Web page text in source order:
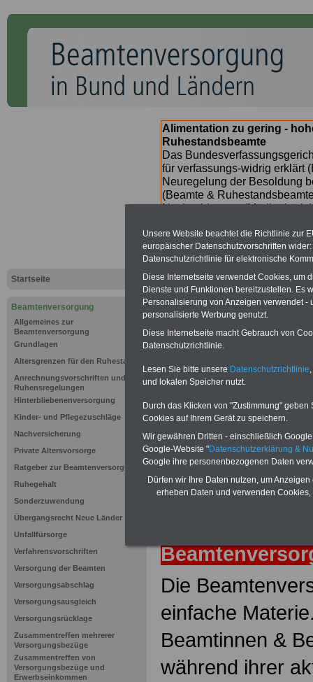
Startseite
Beamtenversorgung
Allgemeines zur
Beamtenversorgung
Grundlagen
Altersgrenzen für den Ruhestand
Anrechnungsvorschriften und
Ruhensregelungen
Hinterbliebenenversorgung
Kinder- und Pflegezuschläge
Nachversicherung
Private Altersvorsorge
Ratgeber zur Beamtenversorgung
Ruhegehalt
Sonderzuwendung
Übergangsrecht Neue Länder
Unfallfürsorge
Verfahrensvorschriften
Versorgung der Beamten
Versorgungsabschlag
Versorgungsausgleich
Versorgungsrücklage
Zusammentreffen mehrerer
Versorgungsbezüge
Zusammentreffen von
Versorgungsbezüge und
Erwerbseinkommen
Alimentation zu gering -
Ruhestandsbeamte
Das
für verfassungs-widrig erklärt
Neuregelung der Besoldung
(Beamte &
Nachzahlungen
SERVICE gibt hierzu im II.
(unmittelbar nach Beschluss
Bundesregierung >>>
zur
Ratgeber für 7,50 Euro
Die
einfache
Beamtinnen &
während ihrer
Unsere Website beachtet die Richtlinie zur
europäischer Datenschutzvorschriften
Datenschutzrichtlinie für elektronische
Diese Internetseite verwendet Cookies, um
Dienste und Funktionen bereitzustellen. Es
Personalisierung von Anzeigen verwendet
personalisierte Werbung genutzt.
Diese Internetseite macht Gebrauch von
Datenschutzrichtlinie.
Lesen Sie bitte unsere Datenschutzrichtlinie
und lokalen Speicher nutzt.
Durch das Klicken von "Zustimmung"
Cookies auf Ihrem Gerät zu speichern.
Wir gewähren Dritten - einschließlich
Google-Website "Datenschutzerklärung &
Google ihre personenbezogenen Daten
Dürfen wir Ihre Daten nutzen, um
erheben Daten und verwenden